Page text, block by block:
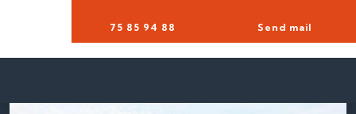
75 85 94 88​ Send mail